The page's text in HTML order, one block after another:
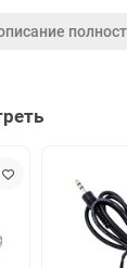
Интернет
UHD (4K)
Аналоговый